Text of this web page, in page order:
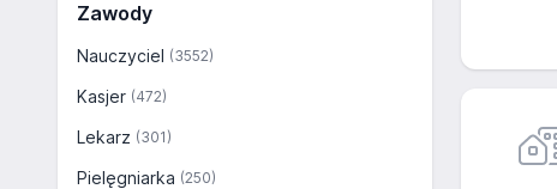
Zawody
Nauczyciel (3552)
Kasjer (472)
Lekarz (301)
Pielęgniarka (250)